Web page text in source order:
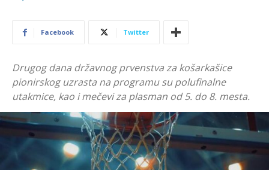
Facebook Twitter
Drugog dana državnog prvenstva za košarkašice
pionirskog uzrasta na programu su polufinalne
utakmice, kao i mečevi za plasman od 5. do 8. mesta.